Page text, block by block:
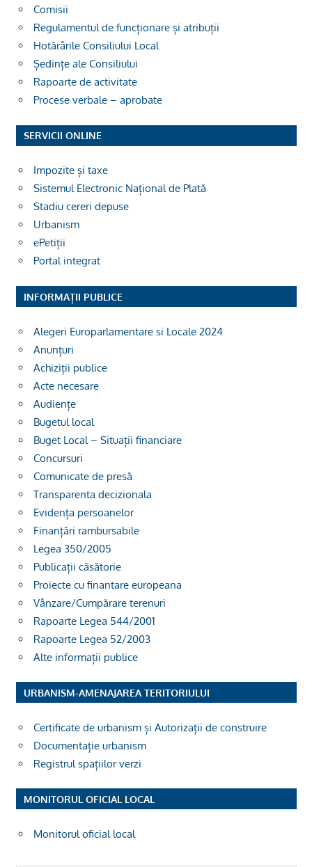
Comisii
Regulamentul de funcționare și atribuții
Hotărârile Consiliului Local
Ședințe ale Consiliului
Rapoarte de activitate
Procese verbale – aprobate
SERVICII ONLINE
Impozite și taxe
Sistemul Electronic Național de Plată
Stadiu cereri depuse
Urbanism
ePetiții
Portal integrat
INFORMAȚII PUBLICE
Alegeri Europarlamentare si Locale 2024
Anunțuri
Achiziții publice
Acte necesare
Audiențe
Bugetul local
Buget Local – Situații financiare
Concursuri
Comunicate de presă
Transparenta decizionala
Evidența persoanelor
Finanțări rambursabile
Legea 350/2005
Publicații căsătorie
Proiecte cu finantare europeana
Vânzare/Cumpărare terenuri
Rapoarte Legea 544/2001
Rapoarte Legea 52/2003
Alte informații publice
URBANISM-AMENAJAREA TERITORIULUI
Certificate de urbanism și Autorizații de construire
Documentație urbanism
Registrul spațiilor verzi
MONITORUL OFICIAL LOCAL
Monitorul oficial local